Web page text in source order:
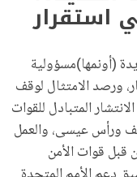
استقرار
(أونمها)مسؤولية
ورصد الامتثال لوقف
المتبادل للقوات
ورأس عيسى، والعمل
قبل قوات الأمن